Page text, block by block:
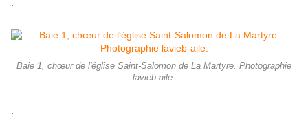
Baie 1, chœur de l'église Saint-Salomon de La Martyre. Photographie
lavieb-aile.